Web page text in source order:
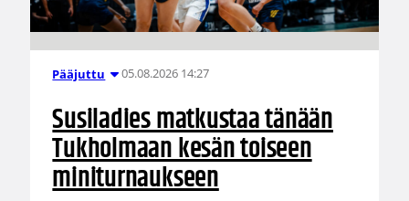
Pääjuttu 05.08.2026 14:27
Susiladies matkustaa tänään
Tukholmaan kesän toiseen
miniturnaukseen